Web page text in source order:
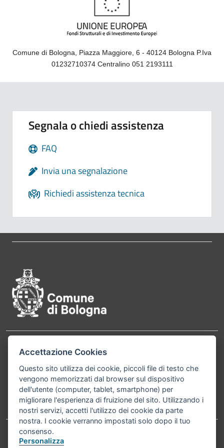
Comune di Bologna, Piazza Maggiore, 6 - 40124 Bologna P.Iva
01232710374 Centralino 051 2193111
Segnala o chiedi assistenza
FAQ
Invia una segnalazione
Richiedi assistenza tecnica
Contatti
Comune di Bologna, Piazza Maggiore, 6 - 40124
Bologna P.Iva 01232710374 Cod. IBAN: IT 88 R
02008 02435 000020067156
Telefono:051203040
Accessibilità Carta dei valori
Accettazione Cookies
Questo sito utilizza dei cookie, piccoli file di testo che
vengono memorizzati dal browser sul dispositivo
dell'utente (computer, tablet, smartphone) per
migliorare l'esperienza di fruizione del sito. Utilizzando i
nostri servizi, accetti l'utilizzo dei cookie da parte
nostra. I cookie verranno impostati solo dopo il tuo
consenso.
Personalizza